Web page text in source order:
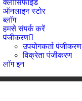
क्लासिफाईड
ऑनलाइन स्टोर
ब्लॉग
हमसे संपर्क करें
पंजीकरण
उपयोगकर्ता पंजीकरण
विक्रेता पंजीकरण
लॉग इन